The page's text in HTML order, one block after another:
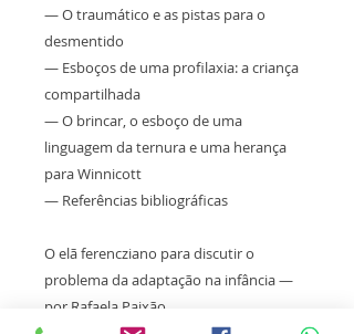
— O traumático e as pistas para o
desmentido
— Esboços de uma profilaxia: a criança
compartilhada
— O brincar, o esboço de uma
linguagem da ternura e uma herança
para Winnicott
— Referências bibliográficas
O elã ferencziano para discutir o
problema da adaptação na infância —
por Rafaela Paixão